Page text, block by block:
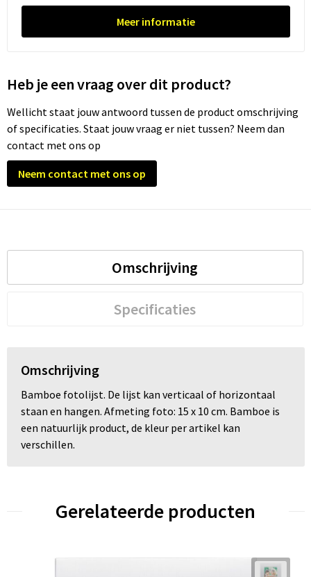
Meer informatie
Heb je een vraag over dit product?
Wellicht staat jouw antwoord tussen de product omschrijving
of specificaties. Staat jouw vraag er niet tussen? Neem dan
contact met ons op
Neem contact met ons op
Omschrijving
Specificaties
Omschrijving
Bamboe fotolijst. De lijst kan verticaal of horizontaal
staan en hangen. Afmeting foto: 15 x 10 cm. Bamboe is
een natuurlijk product, de kleur per artikel kan
verschillen.
Gerelateerde producten